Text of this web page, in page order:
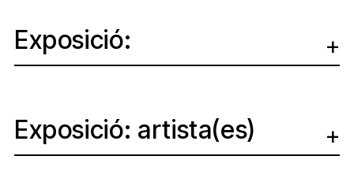
Exposició:
Exposició: artista(es)